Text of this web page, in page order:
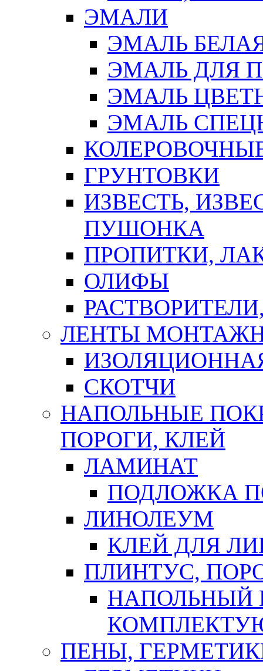
ЭМАЛИ
ЭМАЛЬ
ЭМАЛЬ ДЛЯ
ЭМАЛЬ
ЭМАЛЬ
ГРУНТОВКИ
ИЗВЕСТЬ,
ПУШОНКА
ПРОПИТКИ,
ОЛИФЫ
ЛЕНТЫ
СКОТЧИ
НАПОЛЬНЫЕ
ПОРОГИ, КЛЕЙ
ЛАМИНАТ
ПОДЛОЖКА
ЛИНОЛЕУМ
КЛЕЙ ДЛЯ
ПЛИНТУС,
НАПОЛЬНЫЙ
ПЕНЫ,